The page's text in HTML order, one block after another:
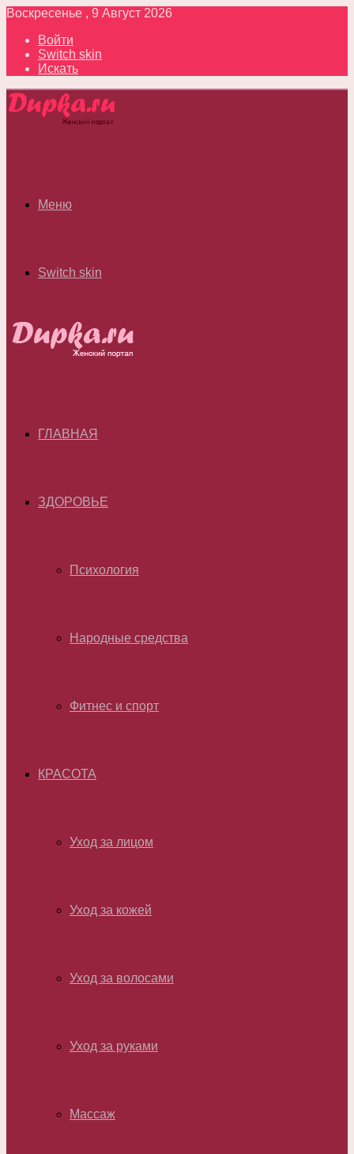
Воскресенье , 9 Август 2026
Войти
Switch skin
Искать
Меню
Switch skin
ГЛАВНАЯ
ЗДОРОВЬЕ
Психология
Народные средства
Фитнес и спорт
КРАСОТА
Уход за лицом
Уход за кожей
Уход за волосами
Уход за руками
Массаж